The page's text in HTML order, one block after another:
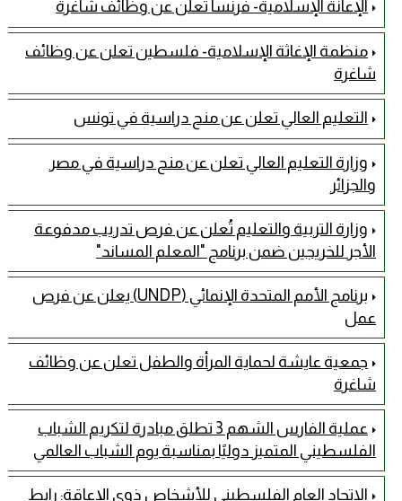
الإعانة الإسلامية- فرنسا تعلن عن وظائف شاغرة
منظمة الإغاثة الإسلامية- فلسطين تعلن عن وظائف
شاغرة
التعليم العالي تعلن عن منح دراسية في تونس
وزارة التعليم العالي تعلن عن منح دراسية في مصر
والجزائر
وزارة التربية والتعليم تُعلن عن فرص تدريب مدفوعة
الأجر للخريجين ضمن برنامج "المعلم المساند"
برنامج الأمم المتحدة الإنمائي (UNDP) يعلن عن فرص
عمل
جمعية عايشة لحماية المرأة والطفل تعلن عن وظائف
شاغرة
عملية الفارس الشهم 3 تطلق مبادرة لتكريم الشباب
الفلسطيني المتميز دوليًا بمناسبة يوم الشباب العالمي
الاتحاد العام الفلسطيني للأشخاص ذوي الإعاقة: رابط